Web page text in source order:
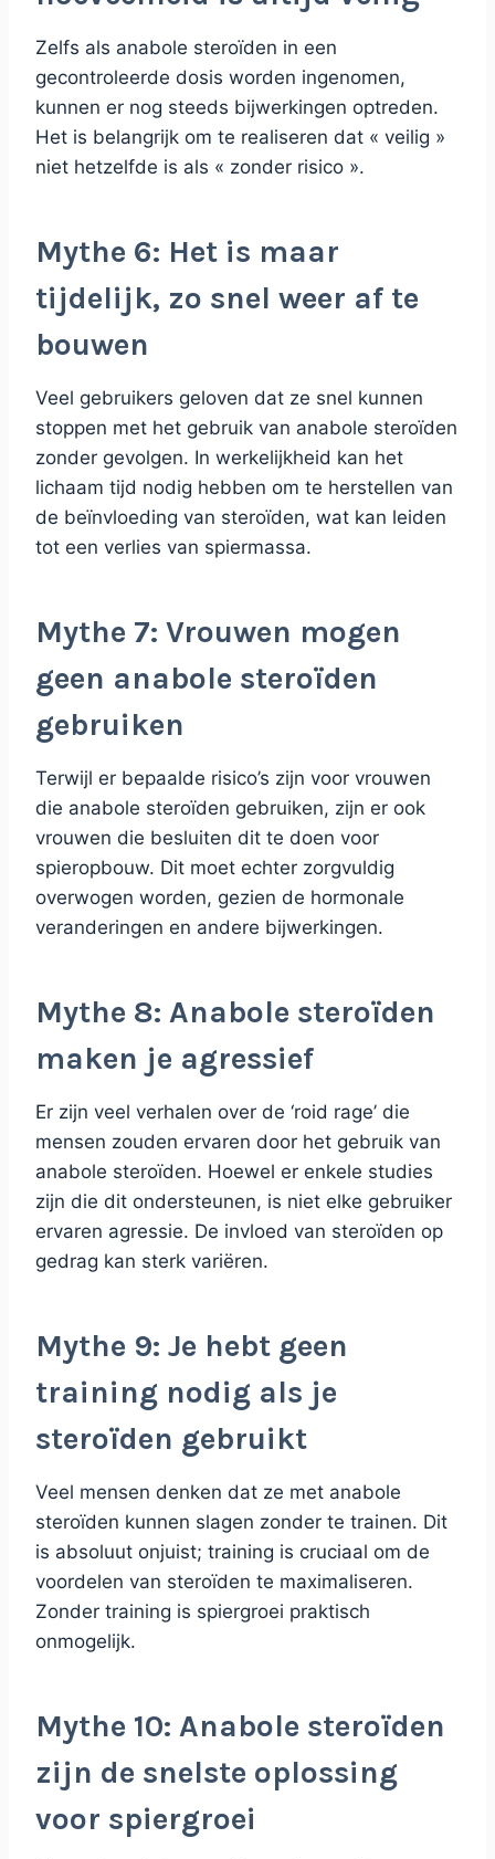
Zelfs als anabole steroïden in een
gecontroleerde dosis worden ingenomen,
kunnen er nog steeds bijwerkingen optreden.
Het is belangrijk om te realiseren dat « veilig »
niet hetzelfde is als « zonder risico ».
Mythe 6: Het is maar
tijdelijk, zo snel weer af te
bouwen
Veel gebruikers geloven dat ze snel kunnen
stoppen met het gebruik van anabole steroïden
zonder gevolgen. In werkelijkheid kan het
lichaam tijd nodig hebben om te herstellen van
de beïnvloeding van steroïden, wat kan leiden
tot een verlies van spiermassa.
Mythe 7: Vrouwen mogen
geen anabole steroïden
gebruiken
Terwijl er bepaalde risico’s zijn voor vrouwen
die anabole steroïden gebruiken, zijn er ook
vrouwen die besluiten dit te doen voor
spieropbouw. Dit moet echter zorgvuldig
overwogen worden, gezien de hormonale
veranderingen en andere bijwerkingen.
Mythe 8: Anabole steroïden
maken je agressief
Er zijn veel verhalen over de ‘roid rage’ die
mensen zouden ervaren door het gebruik van
anabole steroïden. Hoewel er enkele studies
zijn die dit ondersteunen, is niet elke gebruiker
ervaren agressie. De invloed van steroïden op
gedrag kan sterk variëren.
Mythe 9: Je hebt geen
training nodig als je
steroïden gebruikt
Veel mensen denken dat ze met anabole
steroïden kunnen slagen zonder te trainen. Dit
is absoluut onjuist; training is cruciaal om de
voordelen van steroïden te maximaliseren.
Zonder training is spiergroei praktisch
onmogelijk.
Mythe 10: Anabole steroïden
zijn de snelste oplossing
voor spiergroei